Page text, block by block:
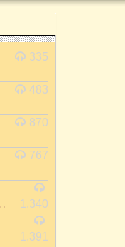
335
483
870
767
1.340
1.391